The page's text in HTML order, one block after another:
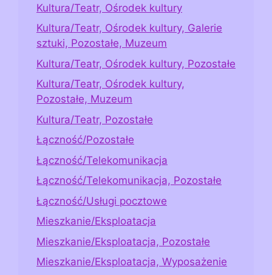
Kultura/Teatr, Ośrodek kultury
Kultura/Teatr, Ośrodek kultury, Galerie
sztuki, Pozostałe, Muzeum
Kultura/Teatr, Ośrodek kultury, Pozostałe
Kultura/Teatr, Ośrodek kultury,
Pozostałe, Muzeum
Kultura/Teatr, Pozostałe
Łączność/Pozostałe
Łączność/Telekomunikacja
Łączność/Telekomunikacja, Pozostałe
Łączność/Usługi pocztowe
Mieszkanie/Eksploatacja
Mieszkanie/Eksploatacja, Pozostałe
Mieszkanie/Eksploatacja, Wyposażenie